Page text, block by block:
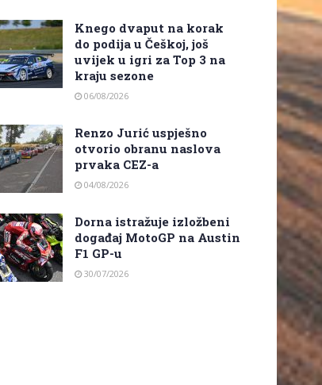
Knego dvaput na korak
do podija u Češkoj, još
uvijek u igri za Top 3 na
kraju sezone
06/08/2026
Renzo Jurić uspješno
otvorio obranu naslova
prvaka CEZ-a
04/08/2026
Dorna istražuje izložbeni
događaj MotoGP na Austin
F1 GP-u
30/07/2026